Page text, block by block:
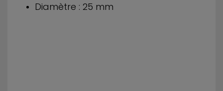
Diamètre : 25 mm